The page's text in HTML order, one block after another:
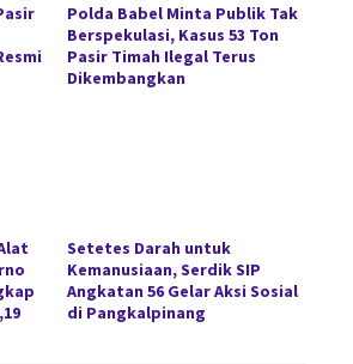
Polda Babel Minta Publik Tak
Berspekulasi, Kasus 53 Ton
Pasir Timah Ilegal Terus
Dikembangkan
Setetes Darah untuk
Kemanusiaan, Serdik SIP
Angkatan 56 Gelar Aksi Sosial
di Pangkalpinang